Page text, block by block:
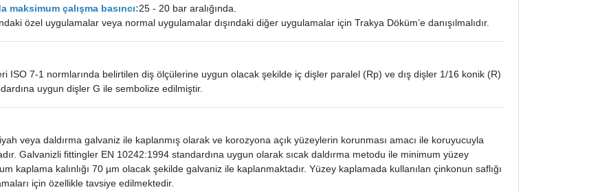
maksimum çalışma basıncı:25 - 20 bar aralığında.
özel uygulamalar veya normal uygulamalar dışındaki diğer uygulamalar için Trakya Döküm’e danışılmalıdır.
ISO 7-1 normlarında belirtilen diş ölçülerine uygun olacak şekilde iç dişler paralel (Rp) ve dış dişler 1/16 konik (R)
uygun dişler G ile sembolize edilmiştir.
veya daldırma galvaniz ile kaplanmış olarak ve korozyona açık yüzeylerin korunması amacı ile koruyucuyla
Galvanizli fittingler EN 10242:1994 standardına uygun olarak sıcak daldırma metodu ile minimum yüzey
kaplama kalınlığı 70 µm olacak şekilde galvaniz ile kaplanmaktadır. Yüzey kaplamada kullanılan çinkonun saflığı
için özellikle tavsiye edilmektedir.